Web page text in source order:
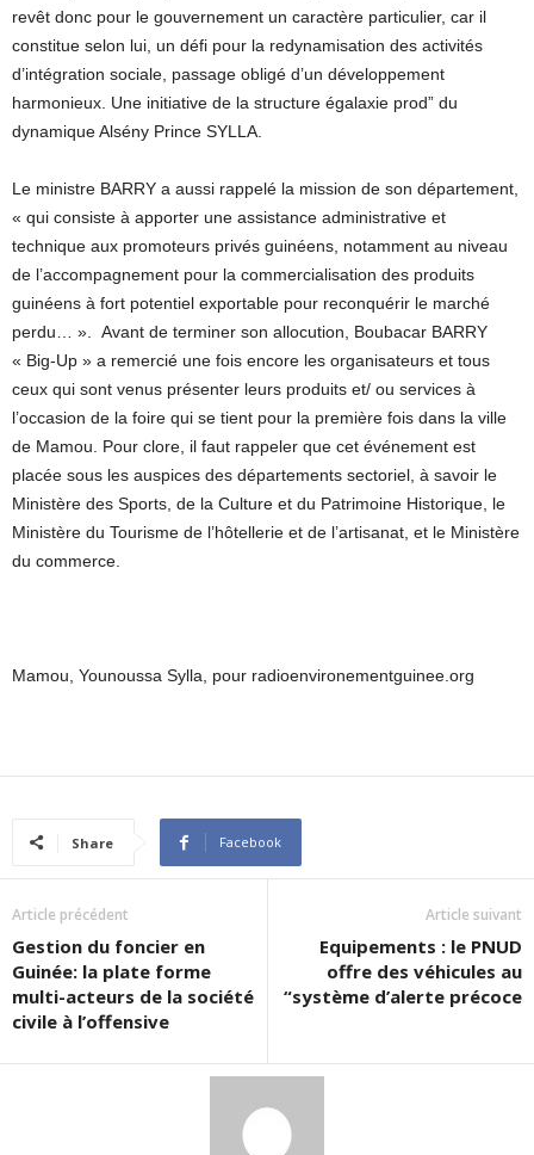
revêt donc pour le gouvernement un caractère particulier, car il
constitue selon lui, un défi pour la redynamisation des activités
d’intégration sociale, passage obligé d’un développement
harmonieux. Une initiative de la structure égalaxie prod” du
dynamique Alsény Prince SYLLA.
Le ministre BARRY a aussi rappelé la mission de son département,
« qui consiste à apporter une assistance administrative et
technique aux promoteurs privés guinéens, notamment au niveau
de l’accompagnement pour la commercialisation des produits
guinéens à fort potentiel exportable pour reconquérir le marché
perdu… ». Avant de terminer son allocution, Boubacar BARRY
« Big-Up » a remercié une fois encore les organisateurs et tous
ceux qui sont venus présenter leurs produits et/ ou services à
l’occasion de la foire qui se tient pour la première fois dans la ville
de Mamou. Pour clore, il faut rappeler que cet événement est
placée sous les auspices des départements sectoriel, à savoir le
Ministère des Sports, de la Culture et du Patrimoine Historique, le
Ministère du Tourisme de l’hôtellerie et de l’artisanat, et le Ministère
du commerce.
Mamou, Younoussa Sylla, pour radioenvironementguinee.org
Share Facebook
Article précédent
Gestion du foncier en
Guinée: la plate forme
multi-acteurs de la société
civile à l’offensive
Article suivant
Equipements : le PNUD
offre des véhicules au
“système d’alerte précoce